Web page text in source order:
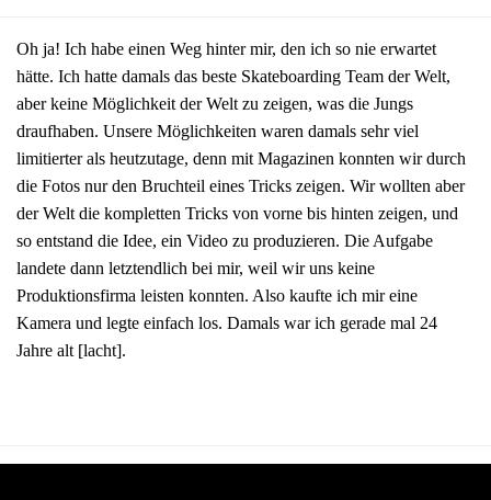
Oh ja! Ich habe einen Weg hinter mir, den ich so nie erwartet
hätte. Ich hatte damals das beste Skateboarding Team der Welt,
aber keine Möglichkeit der Welt zu zeigen, was die Jungs
draufhaben. Unsere Möglichkeiten waren damals sehr viel
limitierter als heutzutage, denn mit Magazinen konnten wir durch
die Fotos nur den Bruchteil eines Tricks zeigen. Wir wollten aber
der Welt die kompletten Tricks von vorne bis hinten zeigen, und
so entstand die Idee, ein Video zu produzieren. Die Aufgabe
landete dann letztendlich bei mir, weil wir uns keine
Produktionsfirma leisten konnten. Also kaufte ich mir eine
Kamera und legte einfach los. Damals war ich gerade mal 24
Jahre alt [lacht].